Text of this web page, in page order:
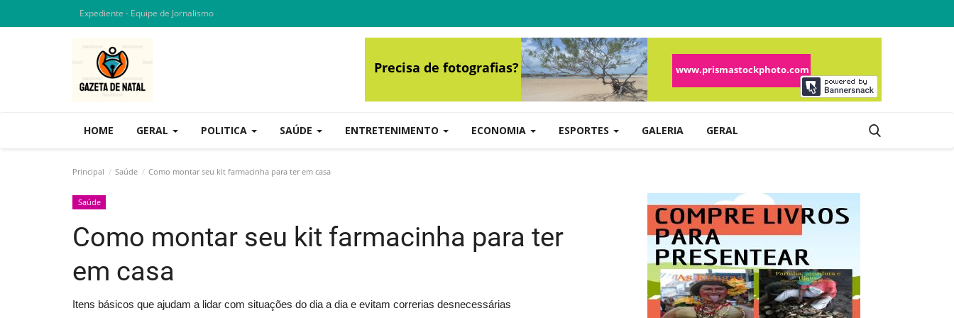
Expediente - Equipe de Jornalismo
HOME GERAL POLITICA SAÚDE ENTRETENIMENTO ECONOMIA ESPORTES GALERIA GERAL
Principal Saúde Como montar seu kit farmacinha para ter em casa
Saúde
Como montar seu kit farmacinha para ter
em casa
Itens básicos que ajudam a lidar com situações do dia a dia e evitam correrias desnecessárias